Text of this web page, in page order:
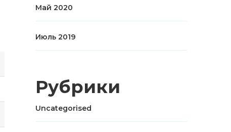
Май 2020
Июль 2019
Рубрики
Uncategorised